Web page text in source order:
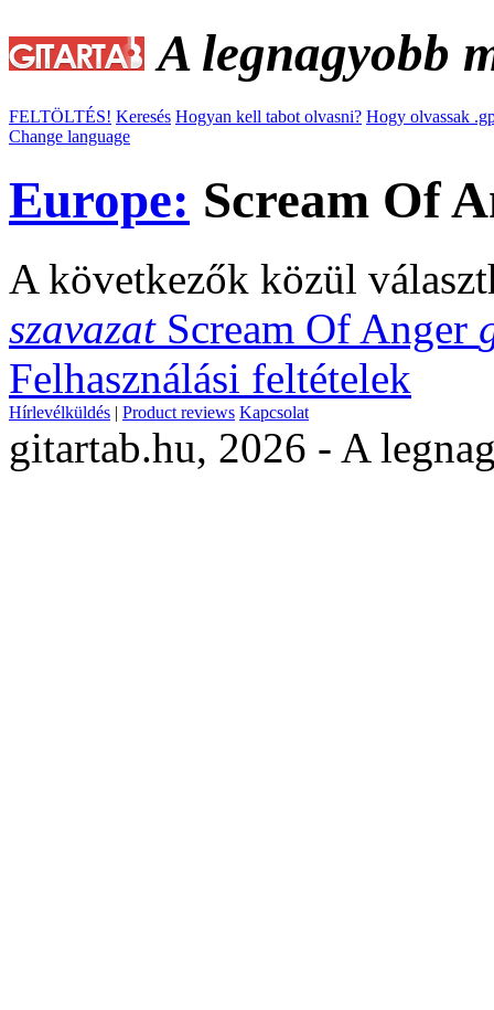
A legnagyobb
FELTÖLTÉS! Keresés Hogyan kell tabot olvasni? Hogy olvassak
Change language
Europe: Scream Of
A következők közül
szavazat Scream Of Anger
Felhasználási feltételek
Hírlevélküldés | Product reviews Kapcsolat
gitartab.hu, 2026 - A